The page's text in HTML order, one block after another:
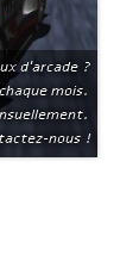
d'arcade ?
mois.
nous !